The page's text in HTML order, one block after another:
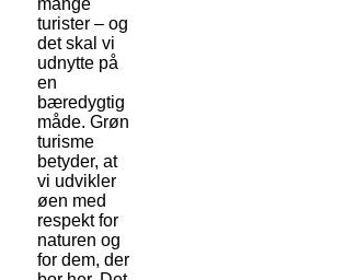
mange
turister – og
det skal vi
udnytte på
en
bæredygtig
måde. Grøn
turisme
betyder, at
vi udvikler
øen med
respekt for
naturen og
for dem, der